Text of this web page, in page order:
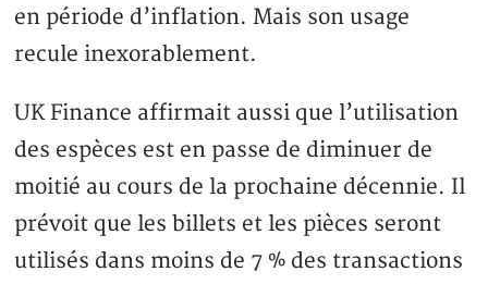
en période d’inflation. Mais son usage
recule inexorablement.
UK Finance affirmait aussi que l’utilisation
des espèces est en passe de diminuer de
moitié au cours de la prochaine décennie. Il
prévoit que les billets et les pièces seront
utilisés dans moins de 7 % des transactions